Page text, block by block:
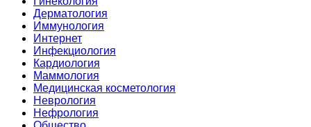
Дерматология
Иммунология
Интернет
Инфекциология
Кардиология
Маммология
Медицинская косметология
Неврология
Нефрология